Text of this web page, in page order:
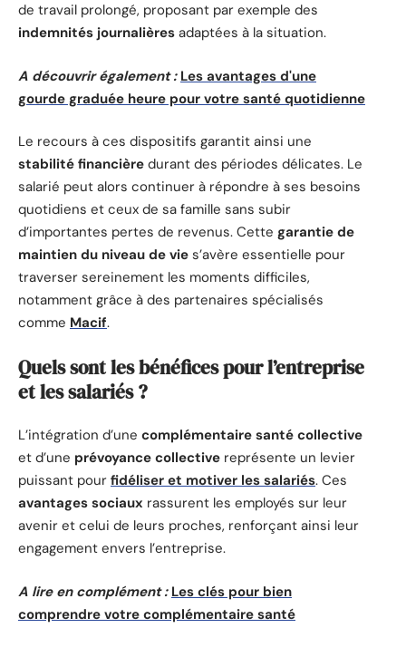
de travail prolongé, proposant par exemple des
indemnités journalières adaptées à la situation.
A découvrir également : Les avantages d'une
gourde graduée heure pour votre santé quotidienne
Le recours à ces dispositifs garantit ainsi une
stabilité financière durant des périodes délicates. Le
salarié peut alors continuer à répondre à ses besoins
quotidiens et ceux de sa famille sans subir
d’importantes pertes de revenus. Cette garantie de
maintien du niveau de vie s’avère essentielle pour
traverser sereinement les moments difficiles,
notamment grâce à des partenaires spécialisés
comme Macif.
Quels sont les bénéfices pour l’entreprise
et les salariés ?
L’intégration d’une complémentaire santé collective
et d’une prévoyance collective représente un levier
puissant pour fidéliser et motiver les salariés. Ces
avantages sociaux rassurent les employés sur leur
avenir et celui de leurs proches, renforçant ainsi leur
engagement envers l’entreprise.
A lire en complément : Les clés pour bien
comprendre votre complémentaire santé